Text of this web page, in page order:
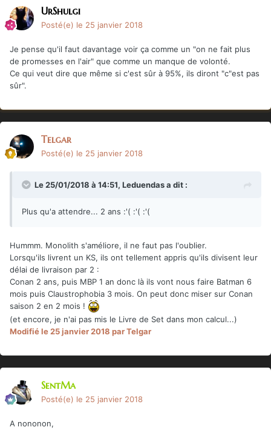
UrShulgi
Posté(e) le 25 janvier 2018
Je pense qu'il faut davantage voir ça comme un "on ne fait plus
de promesses en l'air" que comme un manque de volonté.
Ce qui veut dire que même si c'est sûr à 95%, ils diront "c"est pas
sûr".
Telgar
Posté(e) le 25 janvier 2018
Le 25/01/2018 à 14:51, Leduendasa dit :
Plus qu'a attendre... 2 ans :'( :'( :'(
Hummm. Monolith s'améliore, il ne faut pas l'oublier.
Lorsqu'ils livrent un KS, ils ont tellement appris qu'ils divisent leur
délai de livraison par 2 :
Conan 2 ans, puis MBP 1 an donc là ils vont nous faire Batman 6
mois puis Claustrophobia 3 mois. On peut donc miser sur Conan
saison 2 en 2 mois !
(et encore, je n'ai pas mis le Livre de Set dans mon calcul...)
Modifiéle 25 janvier 2018 par Telgar
SentMa
Posté(e) le 25 janvier 2018
A nononon,